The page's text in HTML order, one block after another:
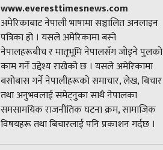
www.everesttimesnews.com
अमेरिकाबाट नेपाली भाषामा सञ्चालित अनलाइन
पत्रिका हो । यसले अमेरिकामा बस्ने
नेपालहरूबीच र मातृभूमि नेपालसँग जोड्ने पुलको
काम गर्ने उद्देश्य राखेको छ । यसले अमेरिकामा
बसोबास गर्ने नेपालीहरूको समाचार, लेख, बिचार
तथा अनुभवलाई समेट्नुका साथै नेपालका
समसामयिक राजनीतिक घटना क्रम, सामाजिक
विषयहरू तथा बिचारलाई पनि प्रकाशन गर्दछ ।